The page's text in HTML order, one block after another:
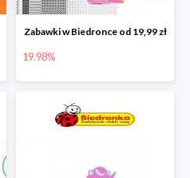
Zabawki w Biedronce od 19,99 zł
19.98%